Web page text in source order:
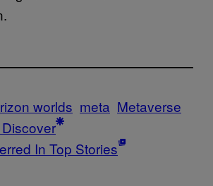
worlds meta Metaverse
In Top Stories